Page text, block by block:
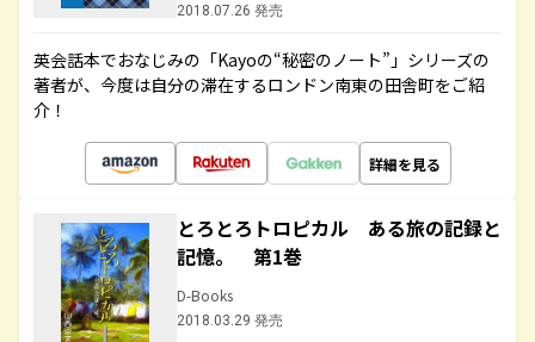
2018.07.26 発売
英会話本でおなじみの「Kayoの“秘密のノート”」シリーズの
著者が、今度は自分の滞在するロンドン南東の田舎町をご紹
介！
詳細を見る
とろとろトロピカル ある旅の記録と
記憶。 第1巻
D-Books
2018.03.29 発売